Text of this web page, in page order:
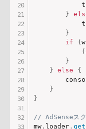
}
}
if
(
(
}
}
else
{
}
}
// AdSenseスク
mw. loader .